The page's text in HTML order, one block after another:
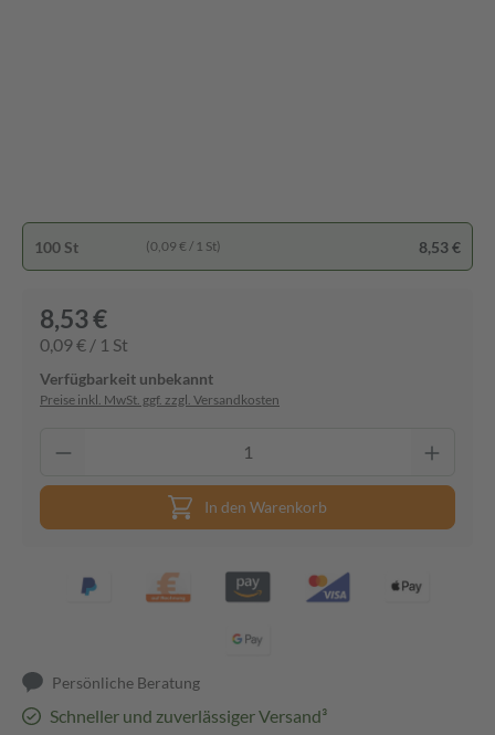
100 St (0,09 € / 1 St) 8,53 €
8,53 €
0,09 € / 1 St
Verfügbarkeit unbekannt
Preise inkl. MwSt. ggf. zzgl. Versandkosten
In den Warenkorb
Persönliche Beratung
Schneller und zuverlässiger Versand³